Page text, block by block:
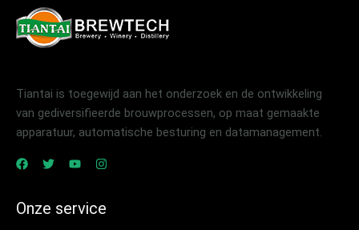
Tiantai is toegewijd aan het onderzoek en de ontwikkeling
van gediversifieerde brouwprocessen, op maat gemaakte
apparatuur, automatische besturing en datamanagement.
Onze service